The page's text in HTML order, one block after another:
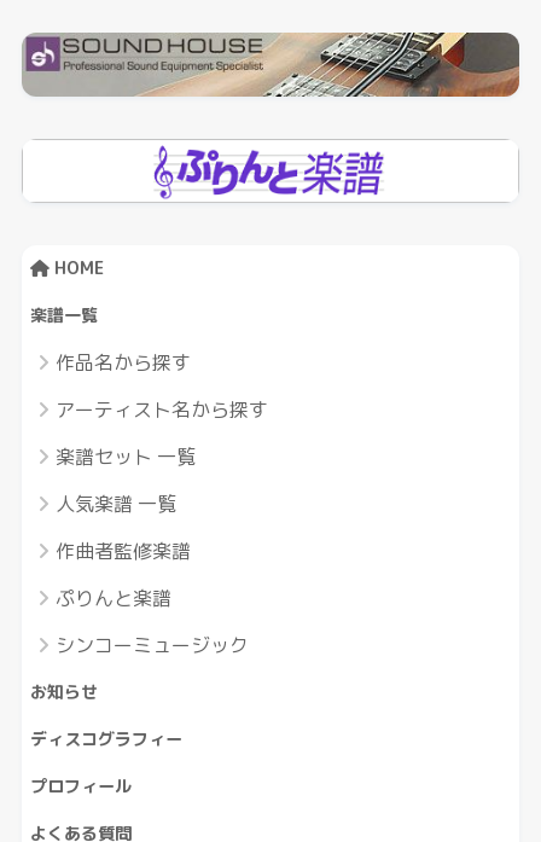
HOME
楽譜一覧
作品名から探す
アーティスト名から探す
楽譜セット 一覧
人気楽譜 一覧
作曲者監修楽譜
ぷりんと楽譜
シンコーミュージック
お知らせ
ディスコグラフィー
プロフィール
よくある質問